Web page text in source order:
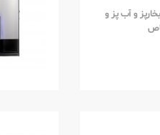
و آب پز و